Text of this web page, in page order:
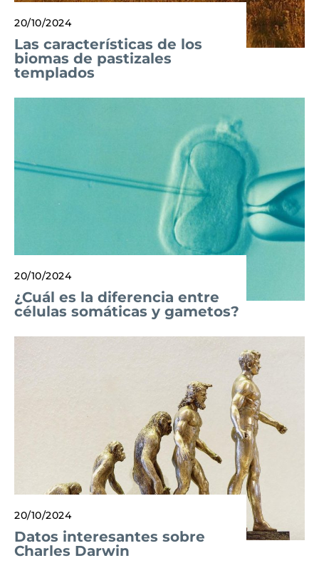
20/10/2024
Las características de los
biomas de pastizales
templados
20/10/2024
¿Cuál es la diferencia entre
células somáticas y gametos?
20/10/2024
Datos interesantes sobre
Charles Darwin